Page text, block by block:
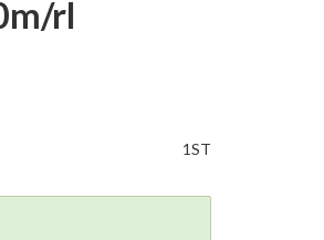
rl
1ST